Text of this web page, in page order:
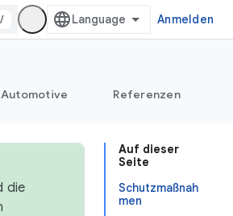
/ Anmelden
Automotive Referenzen
Auf dieser
Seite
Schutzmaßnah
men
die